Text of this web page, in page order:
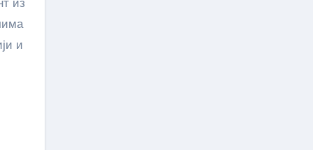
и